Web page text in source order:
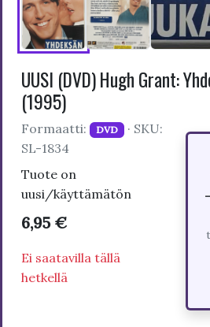
UUSI (DVD) Hugh Grant:
(1995)
Formaatti: DVD · SKU:
SL-1834
Tuote on
uusi/käyttämätön
6,95 €
Ei saatavilla tällä
hetkellä